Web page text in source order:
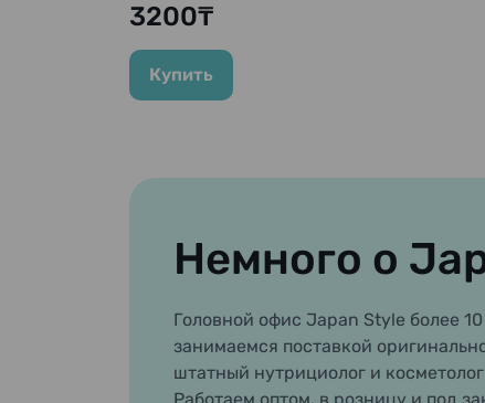
3200₸
Купить
Немного о
Головной офис Japan Style более
занимаемся поставкой
штатный нутрициолог и